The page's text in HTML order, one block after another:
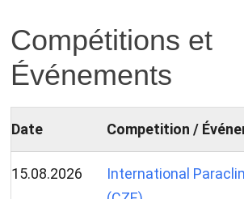
Compétitions et
Événements
Date Competition /
15.08.2026
International